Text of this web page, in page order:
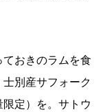
ておきのラムを食
別産サフォーク
定）を。サトウ